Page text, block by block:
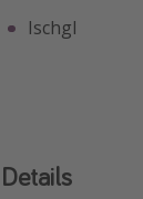
Ischgl
Details